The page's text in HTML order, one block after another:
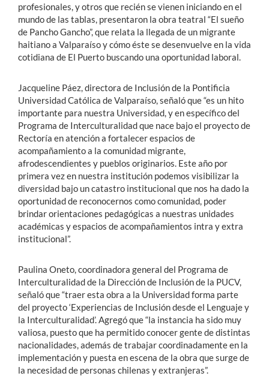
profesionales, y otros que recién se vienen iniciando en el
mundo de las tablas, presentaron la obra teatral “El sueño
de Pancho Gancho”, que relata la llegada de un migrante
haitiano a Valparaíso y cómo éste se desenvuelve en la vida
cotidiana de El Puerto buscando una oportunidad laboral.
Jacqueline Páez, directora de Inclusión de la Pontificia
Universidad Católica de Valparaíso, señaló que “es un hito
importante para nuestra Universidad, y en específico del
Programa de Interculturalidad que nace bajo el proyecto de
Rectoría en atención a fortalecer espacios de
acompañamiento a la comunidad migrante,
afrodescendientes y pueblos originarios. Este año por
primera vez en nuestra institución podemos visibilizar la
diversidad bajo un catastro institucional que nos ha dado la
oportunidad de reconocernos como comunidad, poder
brindar orientaciones pedagógicas a nuestras unidades
académicas y espacios de acompañamientos intra y extra
institucional”.
Paulina Oneto, coordinadora general del Programa de
Interculturalidad de la Dirección de Inclusión de la PUCV,
señaló que “traer esta obra a la Universidad forma parte
del proyecto ‘Experiencias de Inclusión desde el Lenguaje y
la Interculturalidad’. Agregó que “la instancia ha sido muy
valiosa, puesto que ha permitido conocer gente de distintas
nacionalidades, además de trabajar coordinadamente en la
implementación y puesta en escena de la obra que surge de
la necesidad de personas chilenas y extranjeras”.